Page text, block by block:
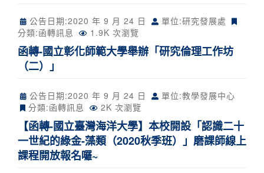
公告日期:2020 年 9 月 24 日
單位:研究發展處
分類:函轉訊息 1.9K 次瀏覽
函轉-國立彰化師範大學舉辦「研究倫理工作坊
（二）」
公告日期:2020 年 9 月 24 日
單位:教學發展中心
分類:函轉訊息 2K 次瀏覽
【函轉-國立臺灣海洋大學】本校開設「認識二十
一世紀的綠金-藻類（2020秋季班）」磨課師線上
課程開放報名囉~